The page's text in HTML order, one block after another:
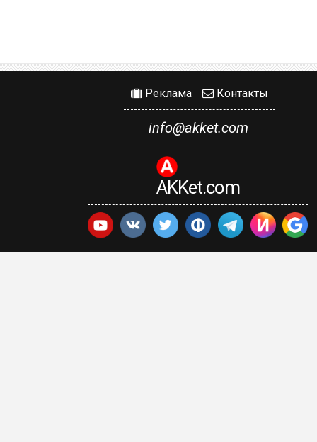
Реклама Контакты
info@akket.com
AKKet.com